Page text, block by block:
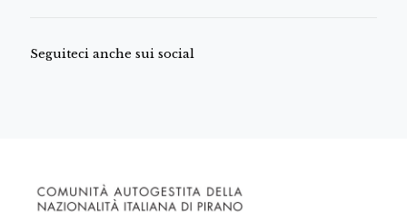
Seguiteci anche sui social